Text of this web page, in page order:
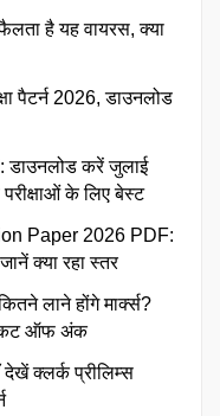
है यह वायरस, क्या
पैटर्न 2026, डाउनलोड
करें जुलाई
के लिए बेस्ट
Paper 2026 PDF:
क्या रहा स्तर
लाने होंगे मार्क्स?
कट ऑफ अंक
क्लर्क प्रीलिम्स